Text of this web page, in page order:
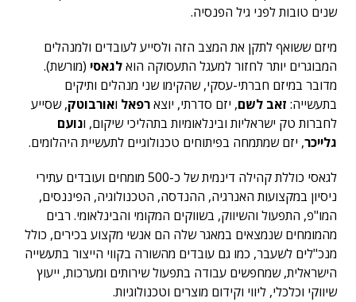
שנים טובות לפני גיל הפנסיה.
מיזם ששואף לתקן את המצב הזה ולסייע לעובדים ולמנהלים
המבוגרים יותר לחזור למעגל התעסוקה הואלגאסי (מורשת).
מדובר במיזם חברתי-עסקי, שהקימו שני מנהלים ותיקים
בתעשייה: זאב לשם, יזם סדרתי, יוצארפאל ואורבוטק, שסייע
לחברות טק ישראליות ובינלאומיות בתהליכי שיקום, ונועם
גלייכר, יזם שמתמחה בפיתוחים טכנולוגיים לתעשיית היהלומים.
לגאסי כוללת קהילה דינמית של כ-500 מומחים ועובדים עתירי
ניסיון במקצועות האנרגיה, ההנדסה, הטכנולוגיה, הפיננסים,
המו"פ, התפעול והשיווק, בשווקים המקומי והבינלאומי. רבים
מהמומחים שנמצאים במאגר שלה הם אנשי מקצוע בכירים, כולל
מנכ"לים לשעבר, כמו גם עובדים מהשורה בקווי הייצור בתעשייה
הישראלית, שמחפשים עבודה בתפעול שירותים ומערכות, ייעוץ
שיווקי וכלכלי, ליווי וקידום מוצרים וטכנולוגיות.